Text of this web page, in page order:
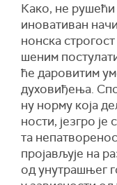
Ка­ко, не ру­ше­ћи
ино­ва­ти­ван
нон­ска
ше­ним
ће да­ро­ви­тим
ду­хо­ви­ђе­ња.
ну нор­му ко­ја
но­сти, је­згро је
та
про­ја­вљу­је на
од уну­тра­шњег